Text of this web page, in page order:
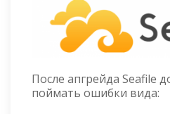
После апгрейда Seafile
поймать ошибки вида: